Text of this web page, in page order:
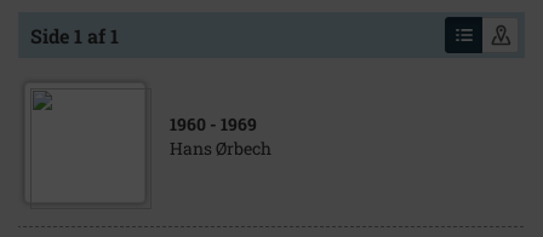
Side 1 af 1
1960 - 1969
Hans Ørbech